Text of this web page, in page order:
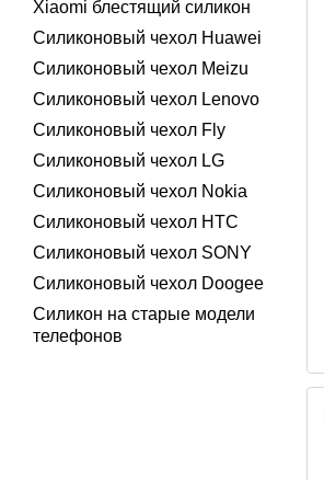
Xiaomi блестящий силикон
Силиконовый чехол Huawei
Силиконовый чехол Meizu
Силиконовый чехол Lenovo
Силиконовый чехол Fly
Силиконовый чехол LG
Силиконовый чехол Nokia
Силиконовый чехол HTC
Силиконовый чехол SONY
Силиконовый чехол Doogee
Силикон на старые модели
телефонов